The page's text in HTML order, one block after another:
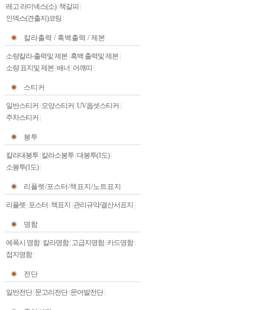
레고 라미넥스(소)| 책갈피
인덱스(견출지)코팅
칼라출력 / 흑백출력 / 제본
소량칼라-출력및 제본 흑백 출력및 제본
소량 표지및 제본 배너 어깨띠
스티커
일반스티커 모양스티커 UV옵셋스티커
주차스티커
봉투
칼라대봉투 칼라소봉투 대봉투(1도)|
소봉투(1도)|
리플렛/포스터/책표지/노트표지
리플렛 포스터 책표지 관리규약/결산서표지
명함
에폭시 명함| 칼라명함| 고급지명함| 카드명함|
접지명함|
전단
일반전단| 문고리전단| 문어발전단|